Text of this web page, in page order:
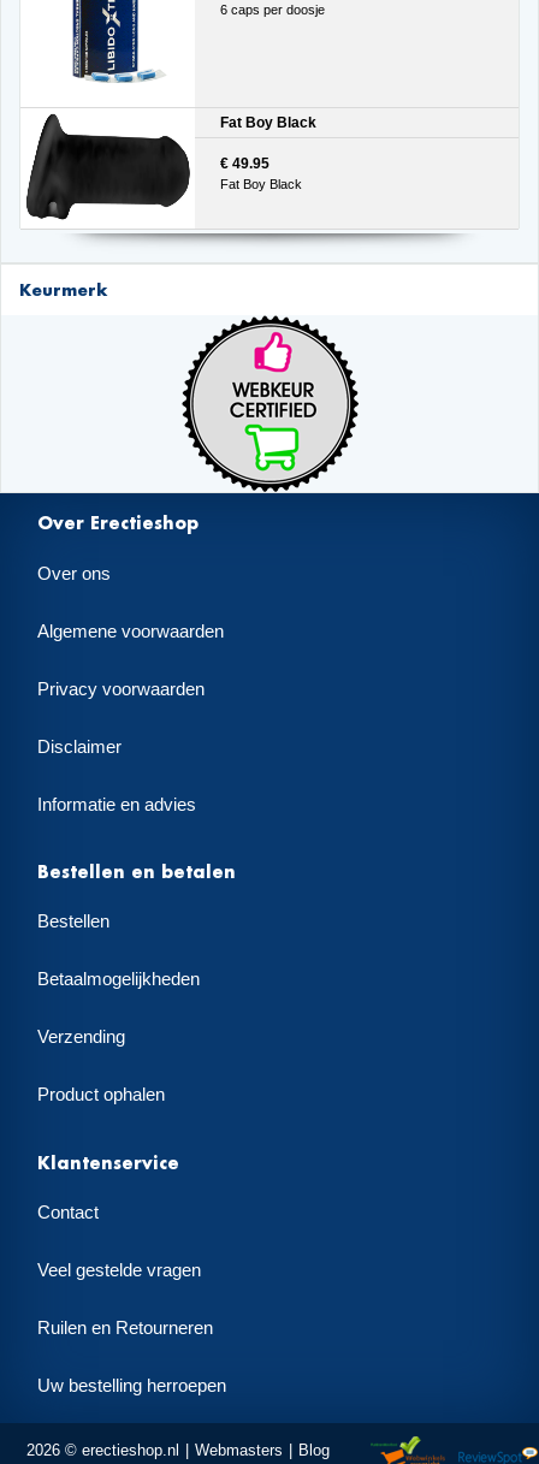
6 caps per doosje
Fat Boy Black
€ 49.95
Fat Boy Black
Keurmerk
Over Erectieshop
Over ons
Algemene voorwaarden
Privacy voorwaarden
Disclaimer
Informatie en advies
Bestellen en betalen
Bestellen
Betaalmogelijkheden
Verzending
Product ophalen
Klantenservice
Contact
Veel gestelde vragen
Ruilen en Retourneren
Uw bestelling herroepen
2026 © erectieshop.nl Webmasters Blog